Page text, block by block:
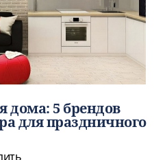
дома: 5 брендов
для праздничного